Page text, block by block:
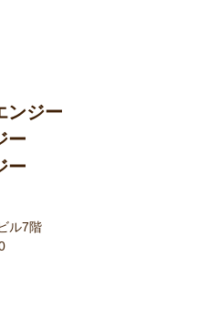
ンジー
ー
ー
ル7階